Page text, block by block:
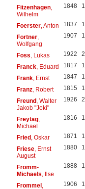
Fitzenhagen,
Wilhelm
1848
Foerster, Anton 1837
Fortner,
Wolfgang
1907
Foss , Lukas 1922
Franck, Eduard 1817
Frank, Ernst 1847
Franz, Robert 1815
Freund, Walter
Jakob "Joki"
1926
Freytag,
Michael
1816
Fried, Oskar 1871
Friese, Ernst
August
1880
Fromm-
Michaels , Ilse
1888
Frommel,
1906